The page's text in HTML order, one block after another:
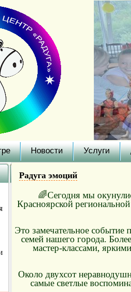
Новости Услуги
Радуга эмоций
🌈Сегодня мы
Красноярской
Это замечательное
семей нашего города.
мастер-классами,
Около двухсот
самые светлые